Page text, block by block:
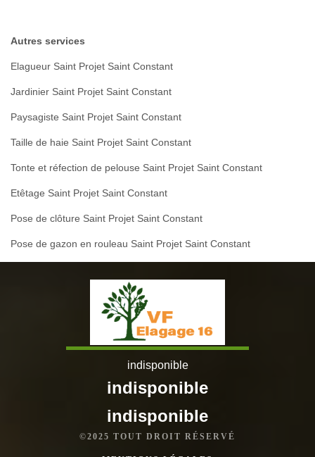
Autres services
Elagueur Saint Projet Saint Constant
Jardinier Saint Projet Saint Constant
Paysagiste Saint Projet Saint Constant
Taille de haie Saint Projet Saint Constant
Tonte et réfection de pelouse Saint Projet Saint Constant
Etêtage Saint Projet Saint Constant
Pose de clôture Saint Projet Saint Constant
Pose de gazon en rouleau Saint Projet Saint Constant
indisponible
indisponible
indisponible
©2025 TOUT DROIT RÉSERVÉ